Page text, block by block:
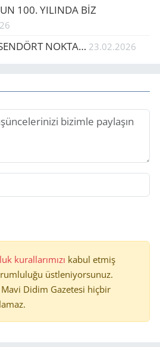
100. YILINDA BİZ
NOKTA… 23.02.2026
kurallarımızı kabul etmiş
üstleniyorsunuz.
Didim Gazetesi hiçbir